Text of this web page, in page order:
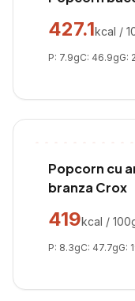
427.1kcal /
P: 7.9gC: 46.9gG:
Popcorn cu
branza Crox
419kcal /
P: 8.3gC: 47.7gG: